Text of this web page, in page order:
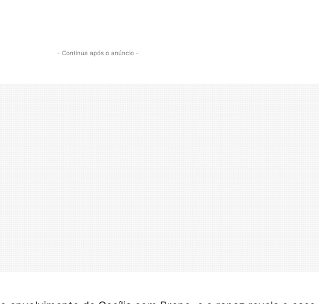
- Continua após o anúncio -